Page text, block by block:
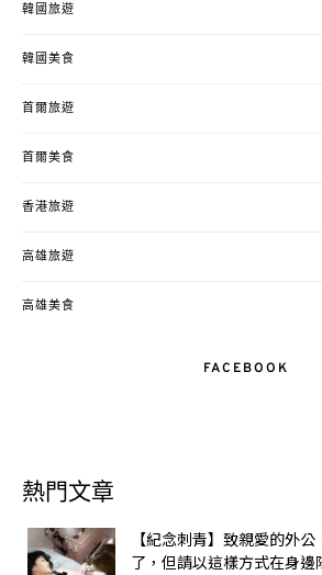
韓國旅遊
韓國美食
首爾旅遊
首爾美食
香港旅遊
高雄旅遊
高雄美食
FACEBOOK
熱門文章
【紀念刺青】致親愛的外
了，但請以這樣方式在身邊